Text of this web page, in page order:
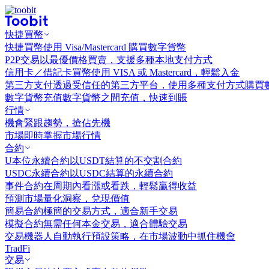
快捷買幣
快捷買幣使用 Visa/Mastercard 購買數字貨幣
P2P交易 以最優價格買賣，支援多種本地支付方式
信用卡／借記卡買幣使用 VISA 或 Mastercard，輕鬆入金
第三方支付透過受信任的第三方平台，使用多種支付方式購買
數字貨幣充值數字貨幣之間充值，快速到賬
行情
機會緊跟趨勢，搶佔先機
市場即時掌握市場行情
合約
U本位永續合約 以USDT結算的不交割合約
USDC永續合約 以USDC結算的永續合約
事件合約在周期內看漲或看跌，輕鬆贏得收益
預測市場量化洞察，兌現價值
簡易合約極簡的交易方式，適合新手交易
模擬合約無需任何本金交易，適合體驗交易
交易機器人 自動執行預設策略，在市場波動中抓住機會
TradFi
交易